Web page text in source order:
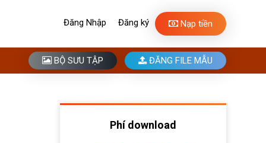
Đăng Nhập Đăng ký Nạp tiền
BỘ SƯU TẬP ĐĂNG FILE MẪU
Phí download